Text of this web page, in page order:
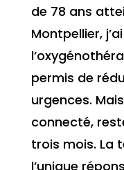
de 78 ans
Montpellier,
permis de
urgences.
connecté,
trois mois. La
l’unique